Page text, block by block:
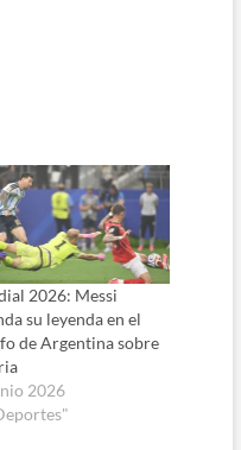
2026: Messi
su leyenda en el
de Argentina sobre
2026